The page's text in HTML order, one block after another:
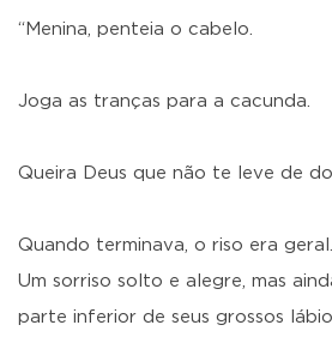
“Menina, penteia o cabelo.
Joga as tranças para a cacunda.
Queira Deus que não te leve de
Quando terminava, o riso era
Um sorriso solto e alegre, mas
parte inferior de seus grossos